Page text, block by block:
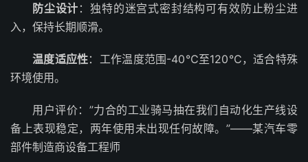
防尘设计 ：独特的迷宫式密封结构可有效防止粉尘进
入，保持长期顺滑。
温度适应性：工作温度范围-40℃至120℃，适合特殊
环境使用。
用户评价：”力合的工业骑马抽在我们自动化生产线设
备上表现稳定，两年使用未出现任何故障。”——某汽车零
部件制造商设备工程师